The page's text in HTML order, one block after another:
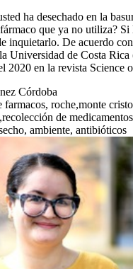
ha desechado en la
que ya no utiliza? Si
inquietarlo. De acuerdo
Universidad de Costa
2020 en la revista Science
Córdoba
farmacos, roche,monte
de
ambiente, antibióticos